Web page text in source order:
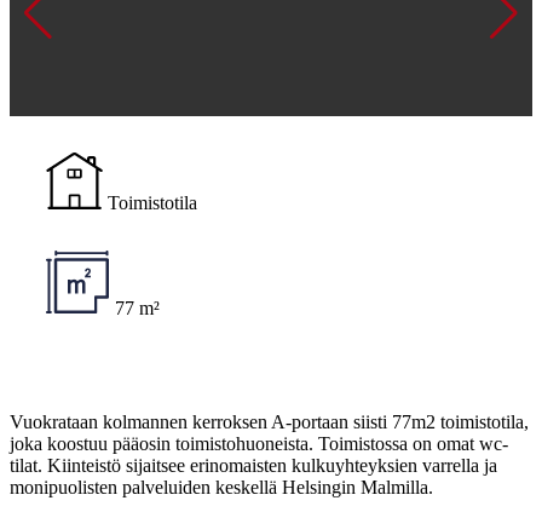
Toimistotila
77 m²
Vuokrataan kolmannen kerroksen A-portaan siisti 77m2 toimistotila,
joka koostuu pääosin toimistohuoneista. Toimistossa on omat wc-
tilat. Kiinteistö sijaitsee erinomaisten kulkuyhteyksien varrella ja
monipuolisten palveluiden keskellä Helsingin Malmilla.